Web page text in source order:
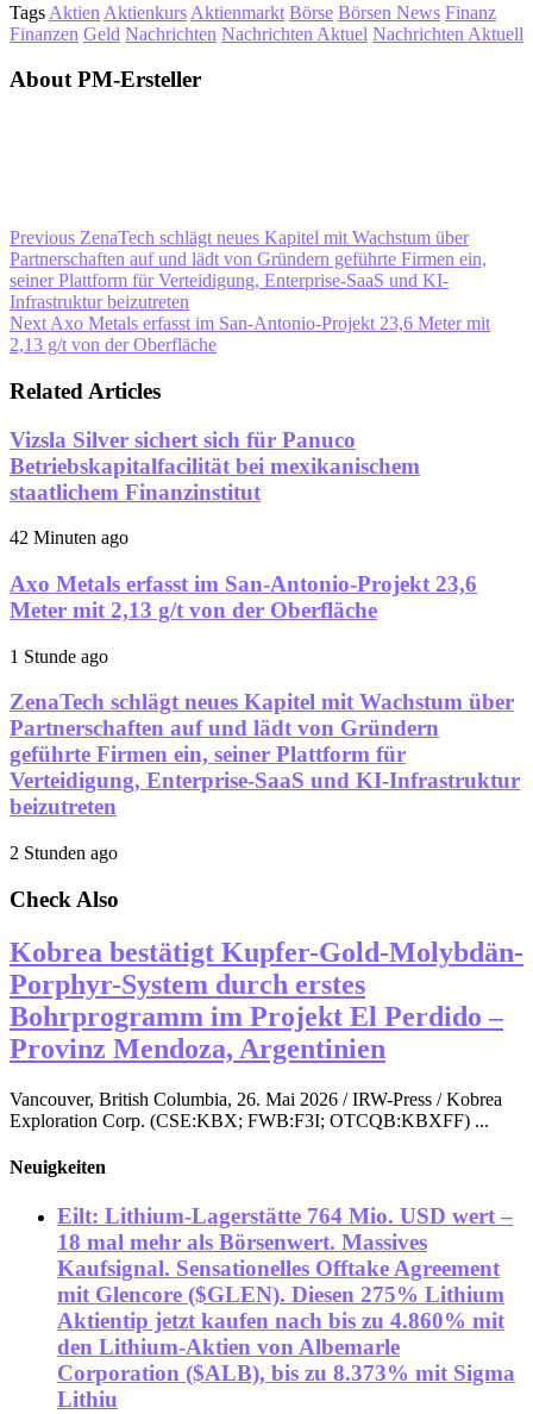
Tags Aktien Aktienkurs Aktienmarkt Börse Börsen News Finanz
Finanzen Geld Nachrichten Nachrichten Aktuel Nachrichten Aktuell
About PM-Ersteller
Previous ZenaTech schlägt neues Kapitel mit Wachstum über
Partnerschaften auf und lädt von Gründern geführte Firmen ein,
seiner Plattform für Verteidigung, Enterprise-SaaS und KI-
Infrastruktur beizutreten
Next Axo Metals erfasst im San-Antonio-Projekt 23,6 Meter mit
2,13 g/t von der Oberfläche
Related Articles
Vizsla Silver sichert sich für Panuco
Betriebskapitalfacilität bei mexikanischem
staatlichem Finanzinstitut
42 Minuten ago
Axo Metals erfasst im San-Antonio-Projekt 23,6
Meter mit 2,13 g/t von der Oberfläche
1 Stunde ago
ZenaTech schlägt neues Kapitel mit Wachstum über
Partnerschaften auf und lädt von Gründern
geführte Firmen ein, seiner Plattform für
Verteidigung, Enterprise-SaaS und KI-Infrastruktur
beizutreten
2 Stunden ago
Check Also
Kobrea bestätigt Kupfer-Gold-Molybdän-
Porphyr-System durch erstes
Bohrprogramm im Projekt El Perdido –
Provinz Mendoza, Argentinien
Vancouver, British Columbia, 26. Mai 2026 / IRW-Press / Kobrea
Exploration Corp. (CSE:KBX; FWB:F3I; OTCQB:KBXFF) ...
Neuigkeiten
Eilt: Lithium-Lagerstätte 764 Mio. USD wert –
18 mal mehr als Börsenwert. Massives
Kaufsignal. Sensationelles Offtake Agreement
mit Glencore ($GLEN). Diesen 275% Lithium
Aktientip jetzt kaufen nach bis zu 4.860% mit
den Lithium-Aktien von Albemarle
Corporation ($ALB), bis zu 8.373% mit Sigma
Lithiu